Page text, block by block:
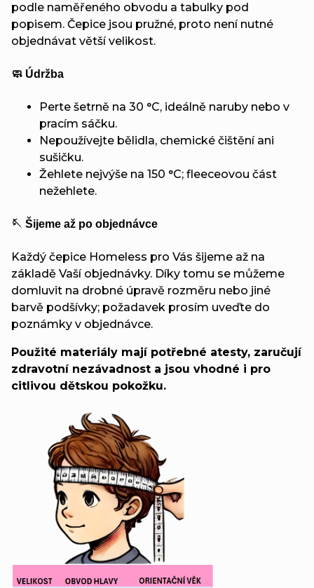
podle naměřeného obvodu a tabulky pod
popisem. Čepice jsou pružné, proto není nutné
objednávat větší velikost.
🧼 Údržba
Perte šetrně na 30 °C, ideálně naruby nebo v
pracím sáčku.
Nepoužívejte bělidla, chemické čištění ani
sušičku.
Žehlete nejvýše na 150 °C; fleeceovou část
nežehlete.
🪡 Šijeme až po objednávce
Každý čepice Homeless pro Vás šijeme až na
základě Vaší objednávky. Díky tomu se můžeme
domluvit na drobné úpravě rozměru nebo jiné
barvě podšívky; požadavek prosím uveďte do
poznámky v objednávce.
Použité materiály mají potřebné atesty, zaručují
zdravotní nezávadnost a jsou vhodné i pro
citlivou dětskou pokožku.